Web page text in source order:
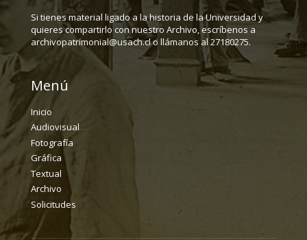
Si tienes material ligado a la historia de la Universidad y
quieres compartirlo con nuestro Archivo, escríbenos a
archivopatrimonial@usach.cl o llámanos al 27180275.
Menú
Inicio
Audiovisual
Fotografía
Gráfica
Textual
Archivo
Solicitudes